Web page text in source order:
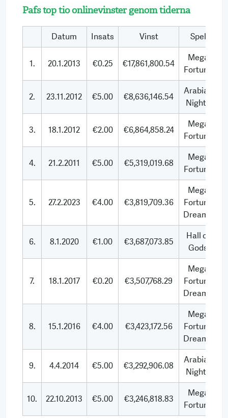
Pafs top tio onlinevinster genom tiderna
Datum Insats Vinst Spel
1. 20.1.2013 €0.25 €17,861,800.54
Mega
Fortune
2. 23.11.2012 €5.00 €8,636,146.54
Arabian
Nights
3. 18.1.2012 €2.00 €6,864,858.24
Mega
Fortune
4. 21.2.2011 €5.00 €5,319,019.68
Mega
Fortune
5. 27.2.2023 €4.00 €3,819,709.36
Mega
Fortune
Dreams
6. 8.1.2020 €1.00 €3,687,073.85
Hall of
Gods
7. 18.1.2017 €0.20 €3,507,768.29
Mega
Fortune
Dreams
8. 15.1.2016 €4.00 €3,423,172.56
Mega
Fortune
Dreams
9. 4.4.2014 €5.00 €3,292,906.08
Arabian
Nights
10. 22.10.2013 €5.00 €3,246,818.83
Mega
Fortune